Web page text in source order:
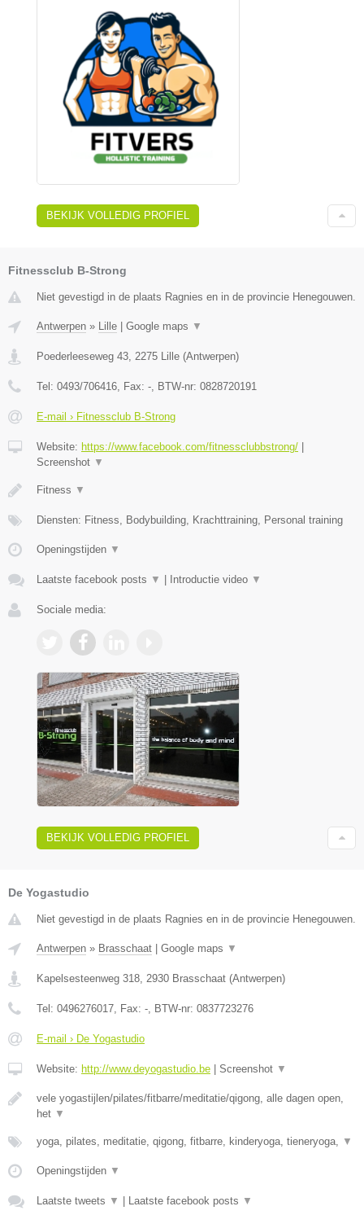
BEKIJK VOLLEDIG PROFIEL
Fitnessclub B-Strong
Niet gevestigd in de plaats Ragnies en in de provincie Henegouwen.
Antwerpen » Lille | Google maps ▼
Poederleeseweg 43 2275 Lille (Antwerpen)
Tel: 0493/706416 , Fax: - , BTW-nr: 0828720191
E-mail › Fitnessclub B-Strong
Website: https://www.facebook.com/fitnessclubbstrong/ |
Screenshot ▼
Fitness ▼
Diensten: Fitness, Bodybuilding, Krachttraining, Personal training
Openingstijden ▼
Laatste facebook posts ▼ | Introductie video ▼
Sociale media:
BEKIJK VOLLEDIG PROFIEL
De Yogastudio
Niet gevestigd in de plaats Ragnies en in de provincie Henegouwen.
Antwerpen » Brasschaat Google maps ▼
Kapelsesteenweg 318, 2930 Brasschaat (Antwerpen)
Tel: 0496276017, Fax: -, BTW-nr: 0837723276
E-mail › De Yogastudio
Website: http://www.deyogastudio.be Screenshot ▼
vele yogastijlen/pilates/fitbarre/meditatie/qigong, alle dagen open,
het ▼
yoga, pilates, meditatie, qigong, fitbarre, kinderyoga, tieneryoga, ▼
Openingstijden ▼
Laatste tweets ▼ Laatste facebook posts ▼